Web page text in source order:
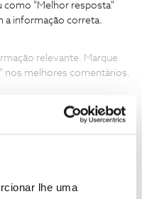
lhe uma
como "Melhor resposta"
a informação correta.
relevante. Marque
nos melhores comentários.
Forum|Forum|8 years ago